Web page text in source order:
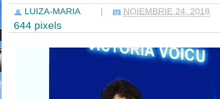
LUIZA-MARIA NOIEMBRIE 24, 2018
644 pixels